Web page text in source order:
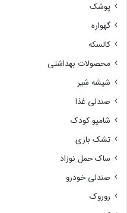
پوشک
گهواره
کالسکه
محصولات بهداشتی
شیشه شیر
صندلی غذا
شامپو کودک
تشک بازی
ساک حمل نوزاد
صندلی خودرو
روروک